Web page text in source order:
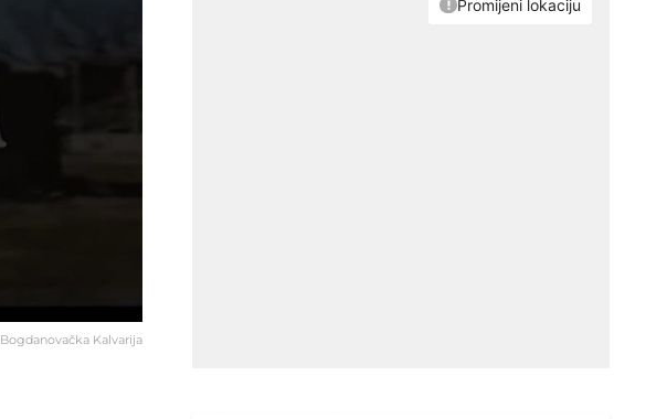
Bogdanovačka Kalvarija